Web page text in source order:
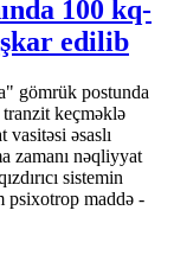
100 kq-
edilib
gömrük postunda
keçməklə
əsaslı
zamanı nəqliyyat
sistemin
psixotrop maddə -